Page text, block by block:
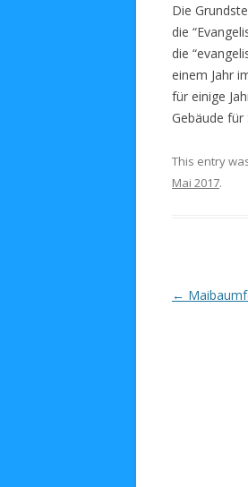
Die
die
die
einem Jahr
für einige
Gebäude für
This entry
Mai 2017.
Post
←